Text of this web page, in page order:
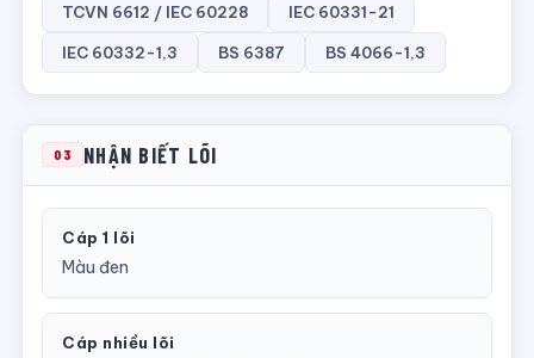
TCVN 6612 / IEC 60228 IEC 60331-21
IEC 60332-1,3 BS 6387 BS 4066-1,3
03 NHẬN BIẾT LÕI
Cáp 1 lõi
Màu đen
Cáp nhiều lõi